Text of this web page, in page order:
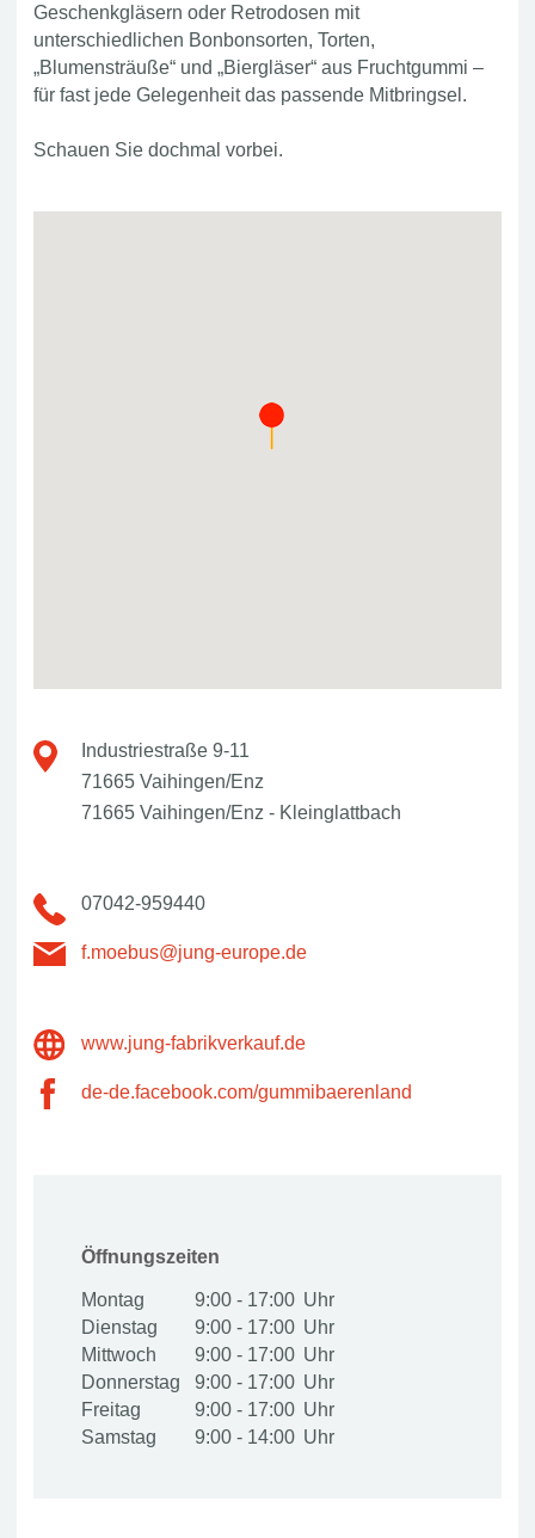
Geschenkgläsern oder Retrodosen mit
unterschiedlichen Bonbonsorten, Torten,
„Blumensträuße“ und „Biergläser“ aus Fruchtgummi –
für fast jede Gelegenheit das passende Mitbringsel.
Schauen Sie dochmal vorbei.
Industriestraße 9-11
71665 Vaihingen/Enz
71665 Vaihingen/Enz - Kleinglattbach
07042-959440
f.moebus@jung-europe.de
www.jung-fabrikverkauf.de
de-de.facebook.com/gummibaerenland
Öffnungszeiten
Montag
9:00 - 17:00
Dienstag
9:00 - 17:00
Mittwoch
9:00 - 17:00
Donnerstag
9:00 - 17:00
Freitag
9:00 - 17:00
Samstag
9:00 - 14:00